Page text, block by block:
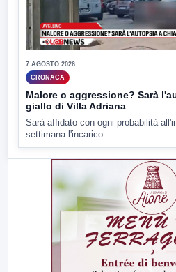
7 AGOSTO 2026
CRONACA
Malore o aggressione? Sarà
giallo di Villa Adriana
Sarà affidato con ogni probabilità
settimana l'incarico...